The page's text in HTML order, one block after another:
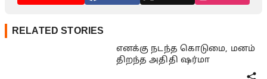
RELATED STORIES
எனக்கு நடந்த கொடுமை, மனம்
திறந்த அதிதி ஷர்மா